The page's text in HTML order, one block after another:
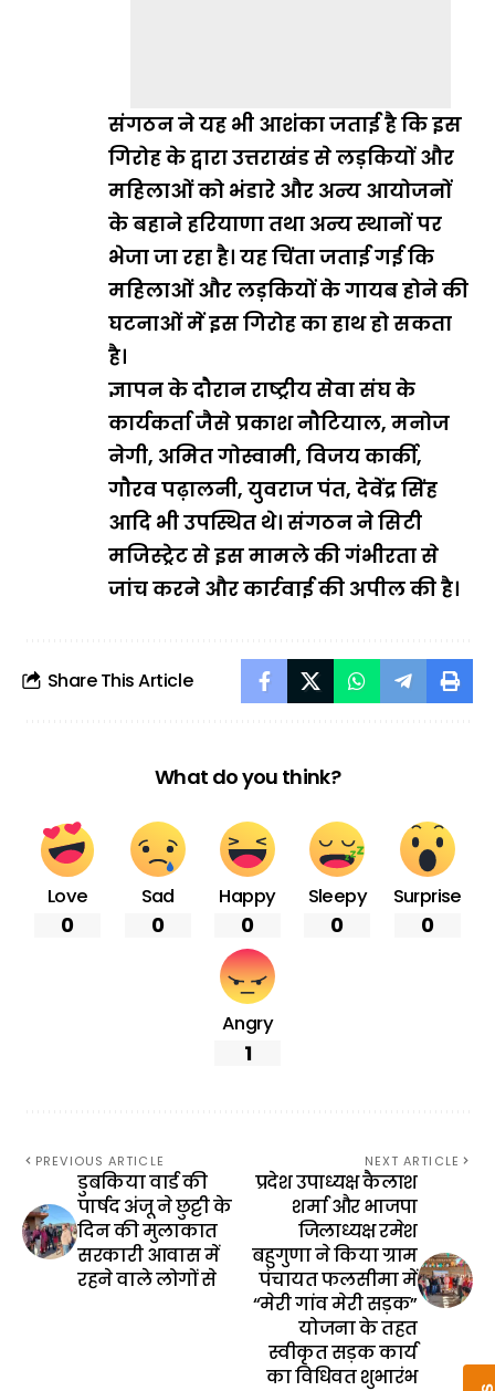
संगठन ने यह भी आशंका जताई है कि इस
गिरोह के द्वारा उत्तराखंड से लड़कियों और
महिलाओं को भंडारे और अन्य आयोजनों
के बहाने हरियाणा तथा अन्य स्थानों पर
भेजा जा रहा है। यह चिंता जताई गई कि
महिलाओं और लड़कियों के गायब होने की
घटनाओं में इस गिरोह का हाथ हो सकता
है।
ज्ञापन के दौरान राष्ट्रीय सेवा संघ के
कार्यकर्ता जैसे प्रकाश नौटियाल, मनोज
नेगी, अमित गोस्वामी, विजय कार्की,
गौरव पढ़ालनी, युवराज पंत, देवेंद्र सिंह
आदि भी उपस्थित थे। संगठन ने सिटी
मजिस्ट्रेट से इस मामले की गंभीरता से
जांच करने और कार्रवाई की अपील की है।
Share This Article
What do you think?
Love
0
Sad
0
Happy
0
Sleepy
0
Surprise
0
Angry
1
PREVIOUS ARTICLE
डुबकिया वार्ड की
पार्षद अंजू ने छुट्टी के
दिन की मुलाकात
सरकारी आवास में
रहने वाले लोगों से
NEXT ARTICLE
प्रदेश उपाध्यक्ष कैलाश
शर्मा और भाजपा
जिलाध्यक्ष रमेश
बहुगुणा ने किया ग्राम
पंचायत फलसीमा में
“मेरी गांव मेरी सड़क”
योजना के तहत
स्वीकृत सड़क कार्य
का विधिवत शुभारंभ